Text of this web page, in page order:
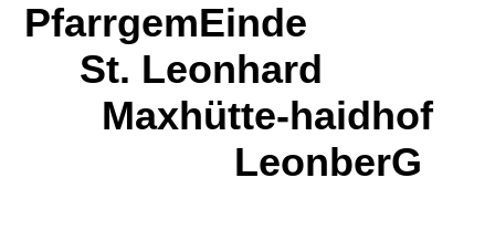
PfarrgemEinde
St. Leonhard
Maxhütte-haidhof
LeonberG